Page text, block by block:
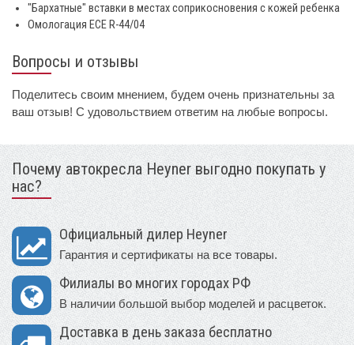
"Бархатные" вставки в местах соприкосновения с кожей ребенка
Омологация ECE R-44/04
Вопросы и отзывы
Поделитесь своим мнением, будем очень признательны за
ваш отзыв! С удовольствием ответим на любые вопросы.
Почему автокресла Heyner выгодно покупать у
нас?
Официальный дилер Heyner
Гарантия и сертификаты на все товары.
Филиалы во многих городах РФ
В наличии большой выбор моделей и расцветок.
Доставка в день заказа бесплатно